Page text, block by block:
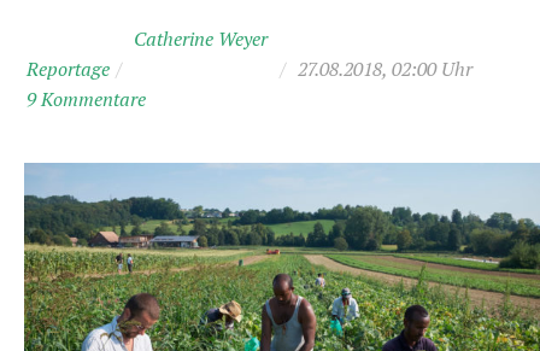
Reportage /
Catherine Weyer
/ 27.08.2018, 02:00 Uhr
9 Kommentare